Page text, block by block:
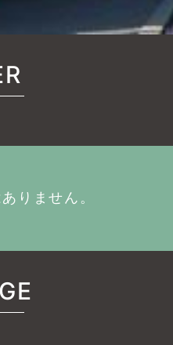
りません。